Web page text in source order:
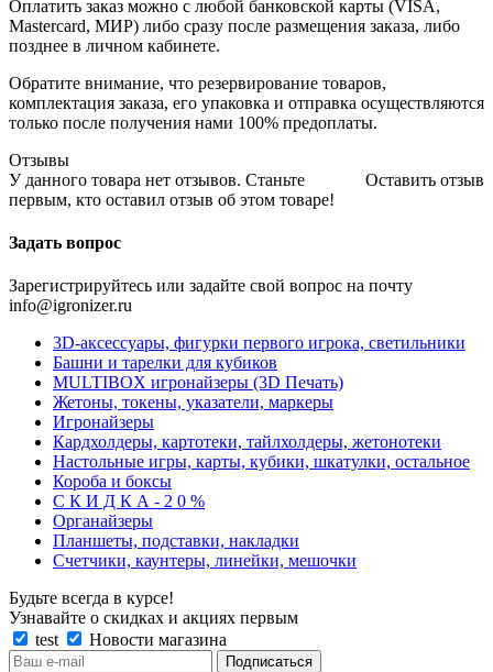
Оплатить заказ можно с любой банковской карты (VISA,
Mastercard, МИР) либо сразу после размещения заказа, либо
позднее в личном кабинете.
Обратите внимание, что резервирование товаров,
комплектация заказа, его упаковка и отправка осуществляются
только после получения нами 100% предоплаты.
Отзывы
Оставить отзыв
У данного товара нет отзывов. Станьте
первым, кто оставил отзыв об этом товаре!
Задать вопрос
Зарегистрируйтесь или задайте свой вопрос на почту
info@igronizer.ru
3D-аксессуары, фигурки первого игрока, светильники
Башни и тарелки для кубиков
MULTIBOX игронайзеры (3D Печать)
Жетоны, токены, указатели, маркеры
Игронайзеры
Кардхолдеры, картотеки, тайлхолдеры, жетонотеки
Настольные игры, карты, кубики, шкатулки, остальное
Короба и боксы
С К И Д К А - 2 0 %
Органайзеры
Планшеты, подставки, накладки
Счетчики, каунтеры, линейки, мешочки
Будьте всегда в курсе!
Узнавайте о скидках и акциях первым
test
Новости магазина